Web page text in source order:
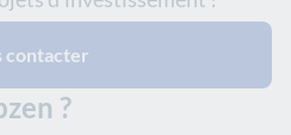
contacter
?